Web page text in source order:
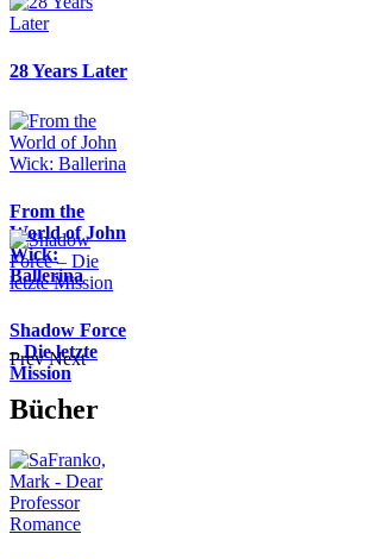
28 Years Later
From the
World of John
Wick:
Ballerina
Shadow Force
– Die letzte
Mission
Prev Next
Bücher